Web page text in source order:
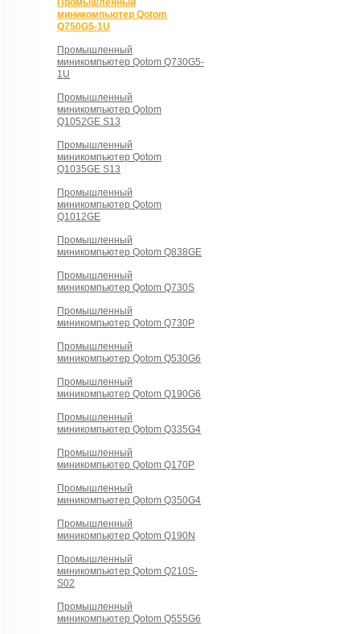
Промышленный
миникомпьютер Qotom
Q750G5-1U
Промышленный
миникомпьютер Qotom Q730G5-
1U
Промышленный
миникомпьютер Qotom
Q1052GE S13
Промышленный
миникомпьютер Qotom
Q1035GE S13
Промышленный
миникомпьютер Qotom
Q1012GE
Промышленный
миникомпьютер Qotom Q838GE
Промышленный
миникомпьютер Qotom Q730S
Промышленный
миникомпьютер Qotom Q730P
Промышленный
миникомпьютер Qotom Q530G6
Промышленный
миникомпьютер Qotom Q190G6
Промышленный
миникомпьютер Qotom Q335G4
Промышленный
миникомпьютер Qotom Q170P
Промышленный
миникомпьютер Qotom Q350G4
Промышленный
миникомпьютер Qotom Q190N
Промышленный
миникомпьютер Qotom Q210S-
S02
Промышленный
миникомпьютер Qotom Q555G6